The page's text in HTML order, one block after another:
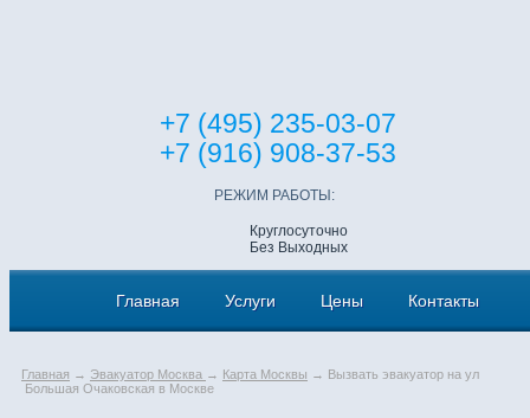
+7 (495) 235-03-07
+7 (916) 908-37-53
РЕЖИМ РАБОТЫ:
Круглосуточно
Без Выходных
Главная Услуги Цены Контакты
Главная → Эвакуатор Москва → Карта Москвы → Вызвать эвакуатор на ул
Большая Очаковская в Москве